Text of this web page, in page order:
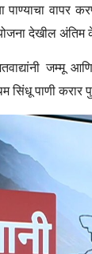
पाण्याचा
देखील
जम्मू
सिंधू पाणी